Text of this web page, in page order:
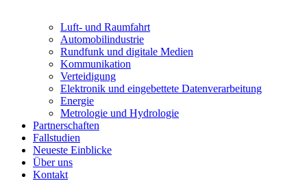
Luft- und Raumfahrt
Automobilindustrie
Rundfunk und digitale Medien
Kommunikation
Verteidigung
Elektronik und eingebettete Datenverarbeitung
Energie
Metrologie und Hydrologie
Partnerschaften
Fallstudien
Neueste Einblicke
Über uns
Kontakt